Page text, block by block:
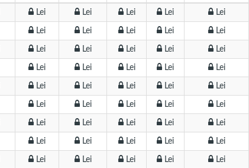
Lei Lei Lei Lei Lei
Lei Lei Lei Lei Lei
Lei Lei Lei Lei Lei
Lei Lei Lei Lei Lei
Lei Lei Lei Lei Lei
Lei Lei Lei Lei Lei
Lei Lei Lei Lei Lei
Lei Lei Lei Lei Lei
Lei Lei Lei Lei Lei